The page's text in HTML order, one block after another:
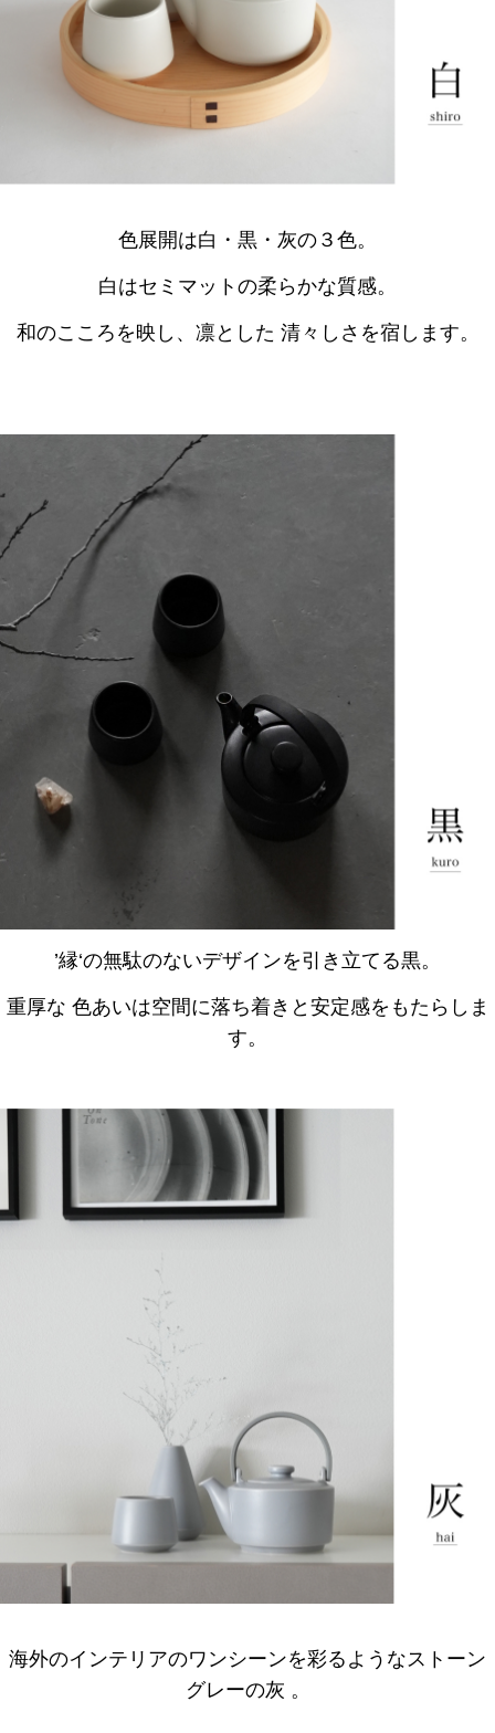
色展開は白・黒・灰の３色。
白はセミマットの柔らかな質感。
和のこころを映し、凛とした 清々しさを宿します。
’縁‘の無駄のないデザインを引き立てる黒。
重厚な 色あいは空間に落ち着きと安定感をもたらしま
す。
海外のインテリアのワンシーンを彩るようなストーン
グレーの灰 。